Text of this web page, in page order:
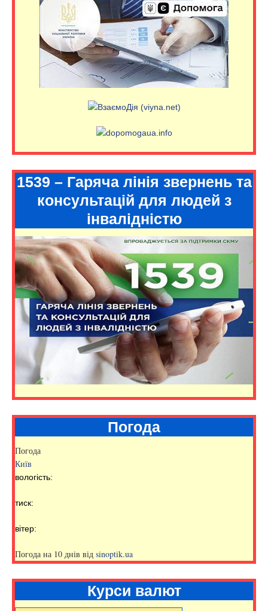
1539 – Гаряча лінія звернень та
консультацій для людей з
інвалідністю
Погода
Погода
Київ
вологість:
тиск:
вітер:
Погода на 10 днів від sinoptik.ua
Курси валют